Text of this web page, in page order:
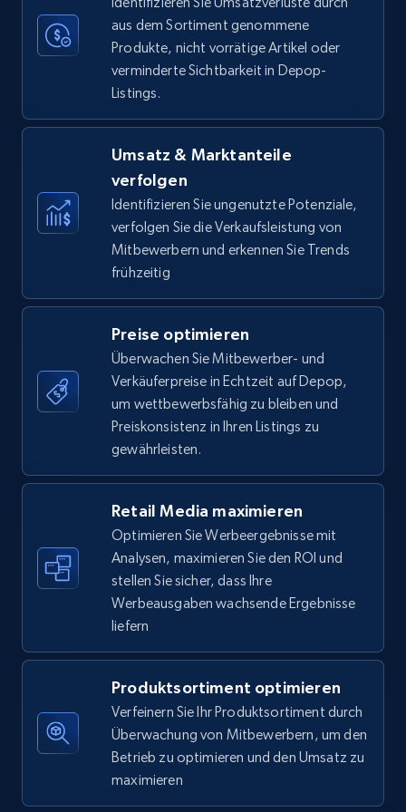
rating object, Product rating max, Rating,
Author name, Asin, and more.
7.4K+ 872+ Jetzt anfangen
Specifications, Image urls, Top reviews, and
5.6K+ 877+ Jetzt anfangen
using specific category URL
URL, Final price, Sku, Currency, Gtin,
Specifications, Image urls, Top reviews, and
more.
877+
Walmart - products - Collects products by
specific keywords
URL, Final price, Sku, Currency, Gtin,
aus dem Sortiment genommene
Produkte, nicht vorrätige Artikel oder
verminderte Sichtbarkeit in Depop-
Listings.
Umsatz & Marktanteile
verfolgen
Identifizieren Sie ungenutzte Potenziale,
verfolgen Sie die Verkaufsleistung von
Mitbewerbern und erkennen Sie Trends
frühzeitig
Preise optimieren
Überwachen Sie Mitbewerber- und
Verkäuferpreise in Echtzeit auf Depop,
um wettbewerbsfähig zu bleiben und
Preiskonsistenz in Ihren Listings zu
gewährleisten.
Retail Media maximieren
Optimieren Sie Werbeergebnisse mit
Analysen, maximieren Sie den ROI und
stellen Sie sicher, dass Ihre
Werbeausgaben wachsende Ergebnisse
liefern
Produktsortiment optimieren
Verfeinern Sie Ihr Produktsortiment durch
Überwachung von Mitbewerbern, um den
Betrieb zu optimieren und den Umsatz zu
maximieren